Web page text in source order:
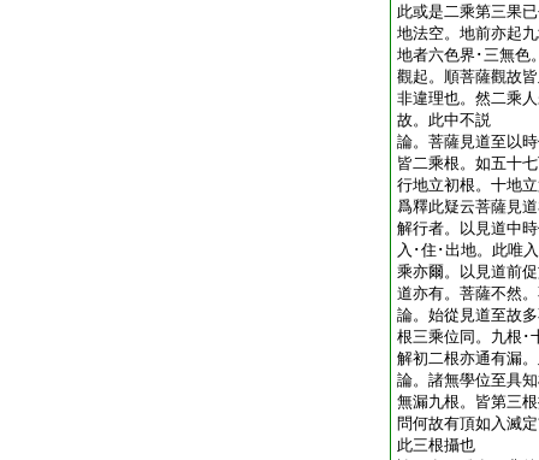
此或是二乘第三果
地法空。地前亦起
地者六色界･三無色
觀起。順菩薩觀故
非違理也。然二乘
故。此中不説
論。菩薩見道至以
皆二乘根。如五十
行地立初根。十地
爲釋此疑云菩薩見
解行者。以見道中
入･住･出地。此唯
乘亦爾。以見道前
道亦有。菩薩不然
論。始從見道至故
根三乘位同。九根･
解初二根亦通有漏
論。諸無學位至具
無漏九根。皆第三
問何故有頂如入滅
此三根攝也